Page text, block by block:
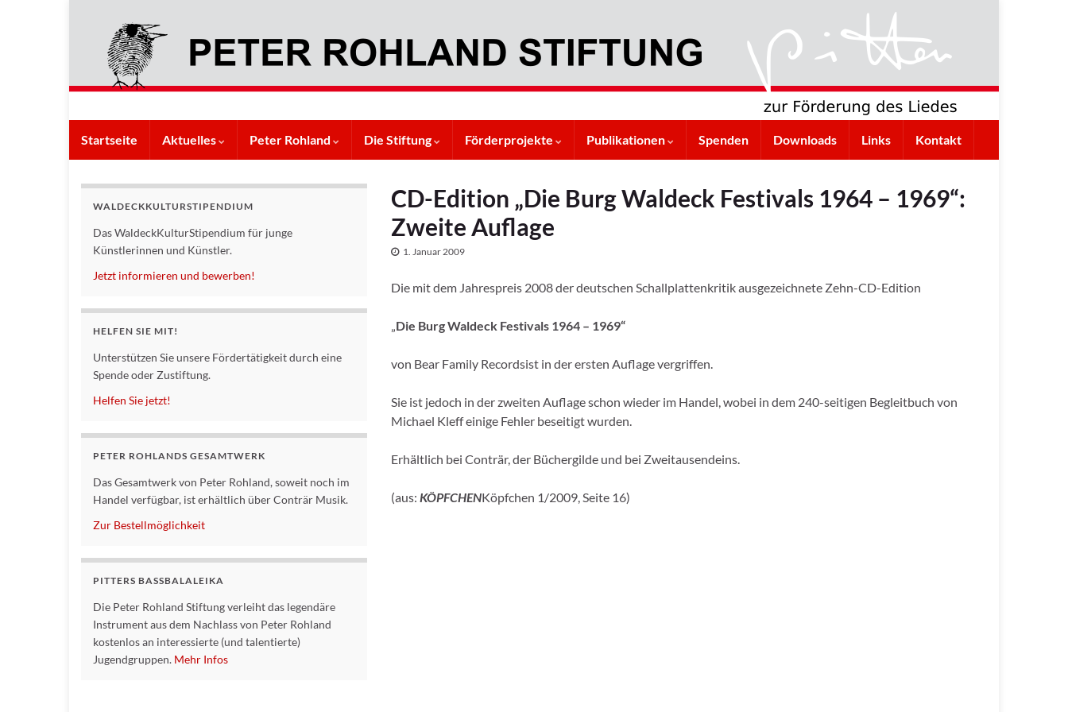
Startseite Aktuelles Peter Rohland Die Stiftung Förderprojekte Publikationen Spenden Downloads Links Kontakt
CD-Edition „Die Burg Waldeck Festivals 1964 – 1969“:
Zweite Auflage
1. Januar 2009
Die mit dem Jahrespreis 2008 der deutschen Schallplattenkritik ausgezeichnete Zehn-CD-Edition
„Die Burg Waldeck Festivals 1964 – 1969“
von Bear Family Recordsist in der ersten Auflage vergriffen.
Sie ist jedoch in der zweiten Auflage schon wieder im Handel, wobei in dem 240-seitigen Begleitbuch von
Michael Kleff einige Fehler beseitigt wurden.
Erhältlich bei Conträr, der Büchergilde und bei Zweitausendeins.
(aus: KÖPFCHENKöpfchen 1/2009, Seite 16)
WALDECKKULTURSTIPENDIUM
Das WaldeckKulturStipendium für junge
Künstlerinnen und Künstler.
Jetzt informieren und bewerben!
HELFEN SIE MIT!
Unterstützen Sie unsere Fördertätigkeit durch eine
Spende oder Zustiftung.
Helfen Sie jetzt!
PETER ROHLANDS GESAMTWERK
Das Gesamtwerk von Peter Rohland, soweit noch im
Handel verfügbar, ist erhältlich über Conträr Musik.
Zur Bestellmöglichkeit
PITTERS BASSBALALEIKA
Die Peter Rohland Stiftung verleiht das legendäre
Instrument aus dem Nachlass von Peter Rohland
kostenlos an interessierte (und talentierte)
Jugendgruppen. Mehr Infos